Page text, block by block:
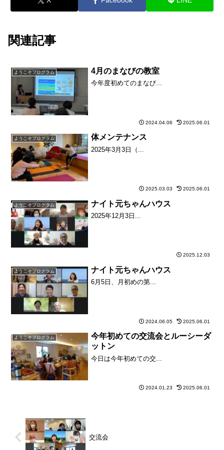
関連記事
ようこそプログラム 4月のまなびの教室
今年度初めてのまなび...
2024.04.06 2025.06.01
ようこそプログラム 体メンテナンス
2025年3月3日（...
2025.03.03 2025.06.01
ようこそプログラム ナイト元ちゃんハウス
2025年12月3日...
2025.12.03
ようこそプログラム ナイト元ちゃんハウス
6月5日、月初めの第...
2024.06.05 2025.06.01
ようこそプログラム
今年初めての交流会とルーシーダ
ットン
今日は今年初めての交...
2024.01.23 2025.06.01
交流会